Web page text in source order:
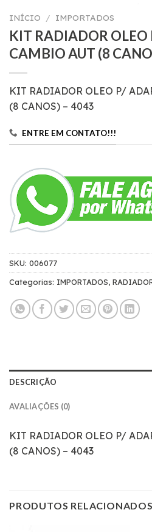
INÍCIO / IMPORTADOS
KIT RADIADOR
CAMBIO AUT (8
KIT RADIADOR OLEO P/
(8 CANOS) – 4043
ENTRE EM CONTATO!!!
SKU: 006077
Categorias: IMPORTADOS,
DESCRIÇÃO
AVALIAÇÕES (0)
KIT RADIADOR OLEO P/
(8 CANOS) – 4043
PRODUTOS RELACIONADOS